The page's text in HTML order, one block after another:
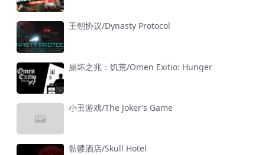
王朝协议/Dynasty Protocol
崩坏之兆：饥荒/Omen Exitio: Hunger
小丑游戏/The Joker’s Game
骷髅酒店/Skull Hotel